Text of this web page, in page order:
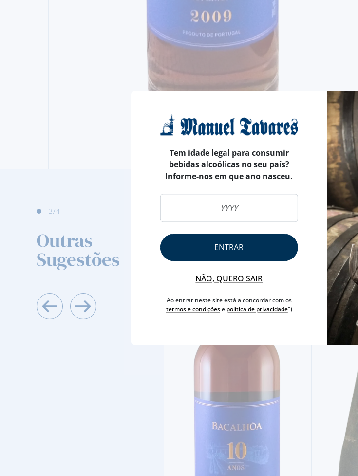
4/4
Outras
Sugestões
Tem idade legal para consumir
bebidas alcoólicas no seu país?
Informe-nos em que ano nasceu.
ENTRAR
NÃO, QUERO SAIR
Ao entrar neste site está a concordar com os
termos e condiçõese política de privacidade")